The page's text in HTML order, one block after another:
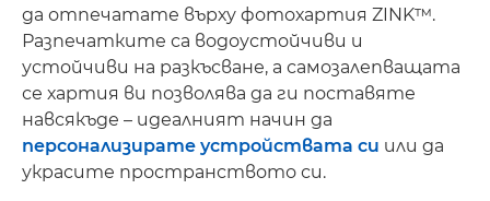
да отпечатате върху фотохартия ZINK™.
Разпечатките са водоустойчиви и
устойчиви на разкъсване, а самозалепващата
се хартия ви позволява да ги поставяте
навсякъде – идеалният начин да
персонализирате устройствата си или да
украсите пространството си.